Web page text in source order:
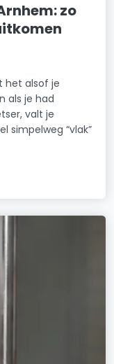
zo
het alsof je
als je had
valt je
simpelweg “vlak”